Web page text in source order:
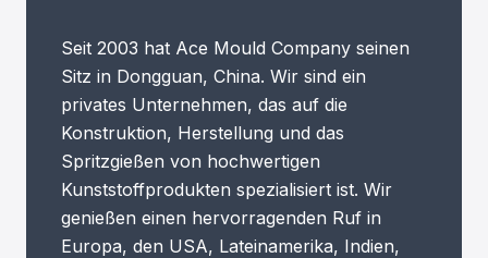
Seit 2003 hat Ace Mould Company seinen
Sitz in Dongguan, China. Wir sind ein
privates Unternehmen, das auf die
Konstruktion, Herstellung und das
Spritzgießen von hochwertigen
Kunststoffprodukten spezialisiert ist. Wir
genießen einen hervorragenden Ruf in
Europa, den USA, Lateinamerika, Indien,